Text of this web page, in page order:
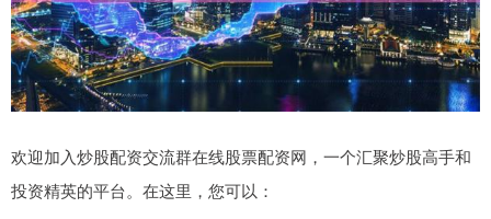
欢迎加入炒股配资交流群在线股票配资网，一个汇聚炒股高手和
投资精英的平台。在这里，您可以：